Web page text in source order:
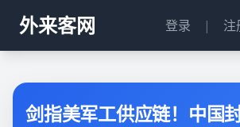
外来客网 登录 | 注
剑指美军工供应链！中国